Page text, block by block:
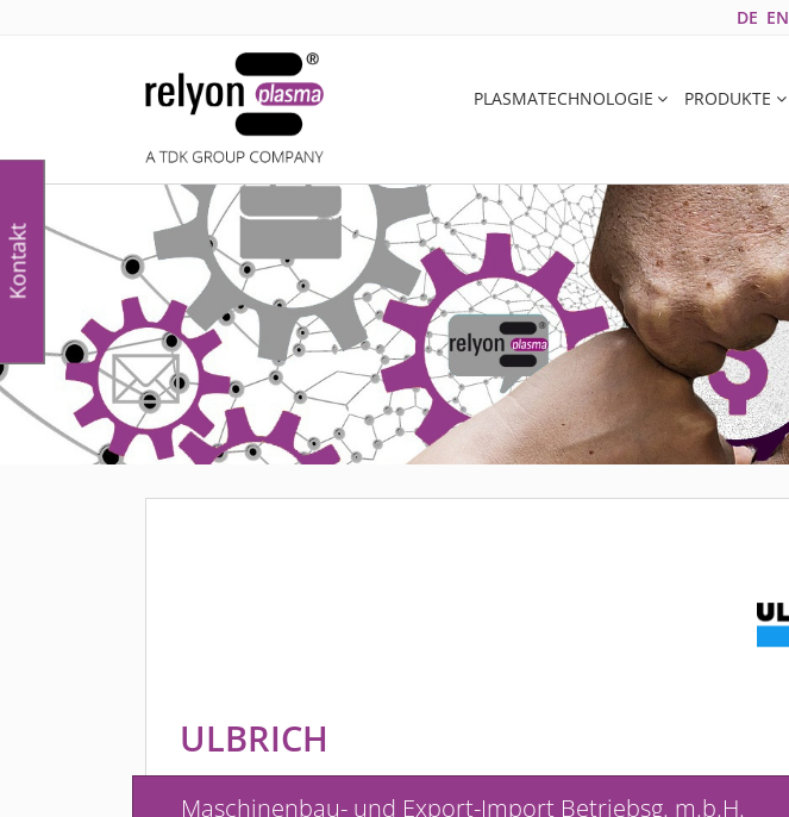
DE EN
PLASMATECHNOLOGIE PRODUKTE
ULBRICH
Maschinenbau- und Export-Import Betriebsg. m.b.H.
Kontakt